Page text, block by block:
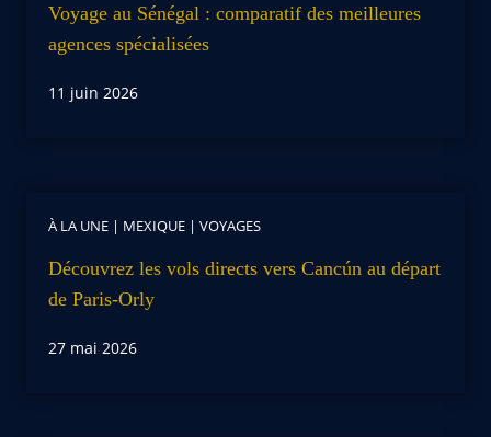
Voyage au Sénégal : comparatif des meilleures
agences spécialisées
11 juin 2026
À LA UNE | MEXIQUE | VOYAGES
Découvrez les vols directs vers Cancún au départ
de Paris-Orly
27 mai 2026